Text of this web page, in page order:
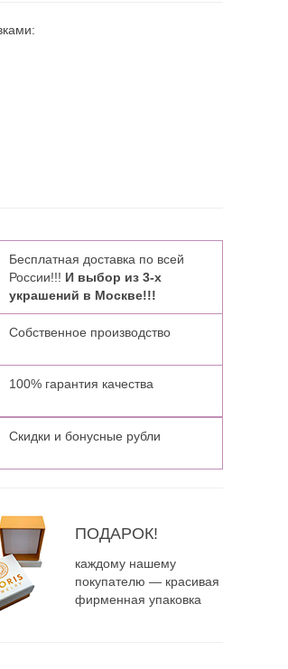
Бесплатная доставка по всей
России!!! И выбор из 3-х
украшений в Москве!!!
Собственное производство
100% гарантия качества
Скидки и бонусные рубли
ПОДАРОК!
каждому нашему
покупателю — красивая
фирменная упаковка